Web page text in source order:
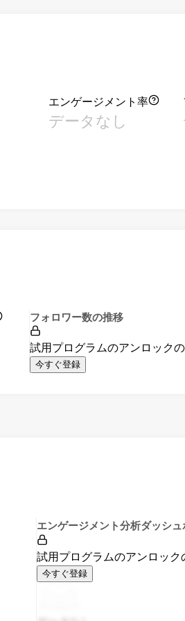
エンゲージメント率
データなし
フォロワー数の推移
試用プログラムのアンロックの
今すぐ登録
エンゲージメント分析ダッシュ
試用プログラムのアンロック
今すぐ登録